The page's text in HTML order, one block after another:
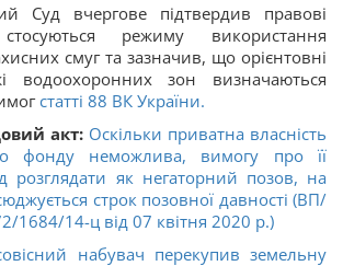
Суд вчергове підтвердив правові
режиму використання
смуг та зазначив, що орієнтовні
водоохоронних зон визначаються
статті 88 ВК України.
акт: Оскільки приватна власність
фонду неможлива, вимогу про її
розглядати як негаторний позов, на
строк позовної давності (ВП/
1684/14-ц від 07 квітня 2020 р.)
набувач перекупив земельну